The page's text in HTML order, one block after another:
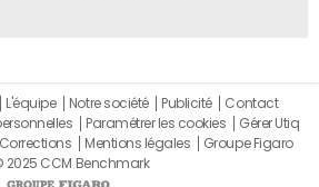
L'équipe Notre société Publicité
Contact
Paramétrer les cookies
Gérer Utiq
Corrections Mentions légales
Groupe Figaro
2025 CCM Benchmark